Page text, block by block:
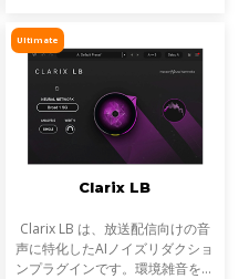
のが StressBoxです。
Ultimate
Clarix LB
Clarix LB は、放送配信向けの音
声に特化したAIノイズリダクショ
ンプラグインです。環境雑音をリ